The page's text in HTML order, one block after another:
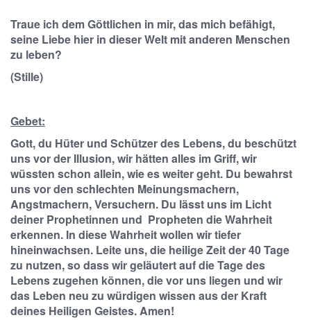
Traue ich dem Göttlichen in mir, das mich befähigt,
seine Liebe hier in dieser Welt mit anderen Menschen
zu leben?
(Stille)
Gebet:
Gott, du Hüter und Schützer des Lebens, du beschützt
uns vor der Illusion, wir hätten alles im Griff, wir
wüssten schon allein, wie es weiter geht. Du bewahrst
uns vor den schlechten Meinungsmachern,
Angstmachern, Versuchern. Du lässt uns im Licht
deiner Prophetinnen und Propheten die Wahrheit
erkennen. In diese Wahrheit wollen wir tiefer
hineinwachsen. Leite uns, die heilige Zeit der 40 Tage
zu nutzen, so dass wir geläutert auf die Tage des
Lebens zugehen können, die vor uns liegen und wir
das Leben neu zu würdigen wissen aus der Kraft
deines Heiligen Geistes. Amen!